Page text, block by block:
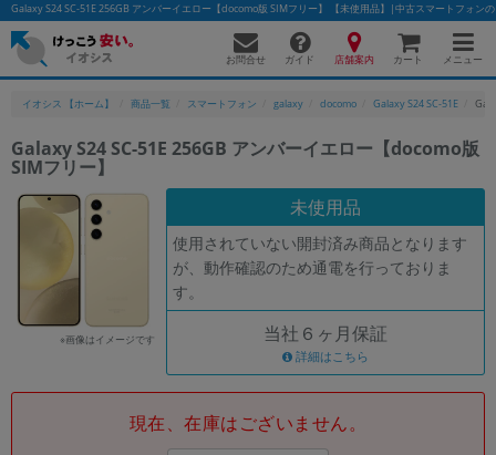
Galaxy S24 SC-51E 256GB アンバーイエロー【docomo版 SIMフリー】 【未使用品】|中古スマートフォン
お問合せ ガイド 店舗案内 カート メニュー
イオシス 【ホーム】 商品一覧 スマートフォン galaxy docomo Galaxy S24 SC-51E
Galaxy S24 SC-51E 256GB アンバーイエロー【docomo版
SIMフリー】
※画像はイメージです
未使用品
使用されていない開封済み商品となります
が、動作確認のため通電を行っておりま
す。
当社６ヶ月保証
詳細はこちら
現在、在庫はございません。
かんたんパソコン検索に切り替える
人気の検索ワード： Let's note
「スマートフォン」「タブレット」など